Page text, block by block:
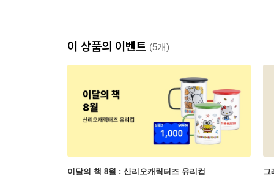
이 상품의 이벤트 (5개)
이달의 책 8월 : 산리오캐릭터즈 유리컵 그